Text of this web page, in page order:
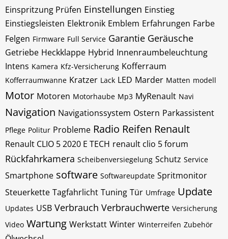
Einspritzung Prüfen Einstellungen Einstieg
Einstiegsleisten Elektronik Emblem Erfahrungen Farbe
Felgen Firmware Full Service Garantie Geräusche
Getriebe Heckklappe Hybrid Innenraumbeleuchtung
Intens Kamera Kfz-Versicherung Kofferraum
Kofferraumwanne Kratzer Lack LED Marder Matten modell
Motor Motoren Motorhaube Mp3 MyRenault Navi
Navigation Navigationssystem Ostern Parkassistent
Pflege Politur Probleme Radio Reifen Renault
Renault CLIO 5 2020 E TECH renault clio 5 forum
Rückfahrkamera Scheibenversiegelung Schutz Service
Smartphone software Softwareupdate Spritmonitor
Steuerkette Tagfahrlicht Tuning Tür Umfrage Update
Updates USB Verbrauch Verbrauchwerte Versicherung
Video Wartung Werkstatt Winter Winterreifen Zubehör